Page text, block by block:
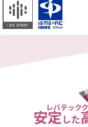
レバテック
安定した